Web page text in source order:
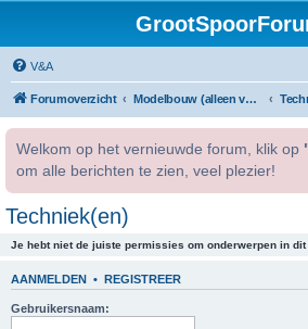
V&A
Forumoverzicht Modelbouw (alleen voor geregistreerde gebruikers).
Welkom op het vernieuwde forum, klik op
om alle berichten te zien, veel plezier!
Techniek(en)
Je hebt niet de juiste permissies om onderwerpen in dit
AANMELDEN • REGISTREER
Gebruikersnaam: